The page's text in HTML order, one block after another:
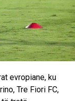
evropiane, ku
Tre Fiori FC,